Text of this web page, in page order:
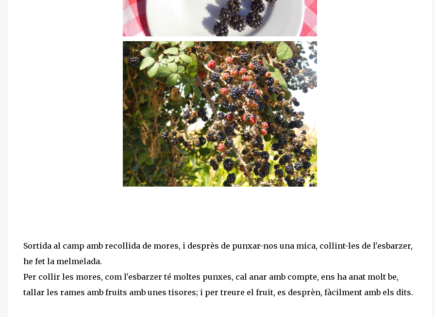
Sortida al camp amb recollida de mores, i desprès de punxar-nos una mica, collint-les de l'esbarzer,
he fet la melmelada.
Per collir les mores, com l'esbarzer té moltes punxes, cal anar amb compte, ens ha anat molt be,
tallar les rames amb fruits amb unes tisores; i per treure el fruit, es desprèn, fàcilment amb els dits.